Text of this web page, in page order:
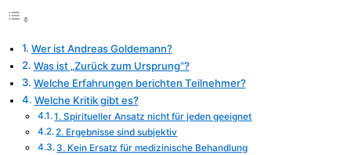
Wer ist Andreas Goldemann?
Was ist „Zurück zum Ursprung“?
Welche Erfahrungen berichten Teilnehmer?
Welche Kritik gibt es?
1. Spiritueller Ansatz nicht für jeden geeignet
2. Ergebnisse sind subjektiv
3. Kein Ersatz für medizinische Behandlung